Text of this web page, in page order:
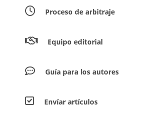
Proceso de arbitraje
Equipo editorial
Guía para los autores
Envíar artículos